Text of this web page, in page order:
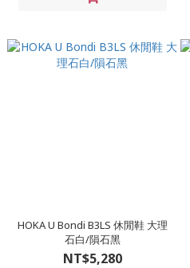
HOKA U Bondi B3LS 休閒鞋 大理
石白/隕石黑
NT$5,280